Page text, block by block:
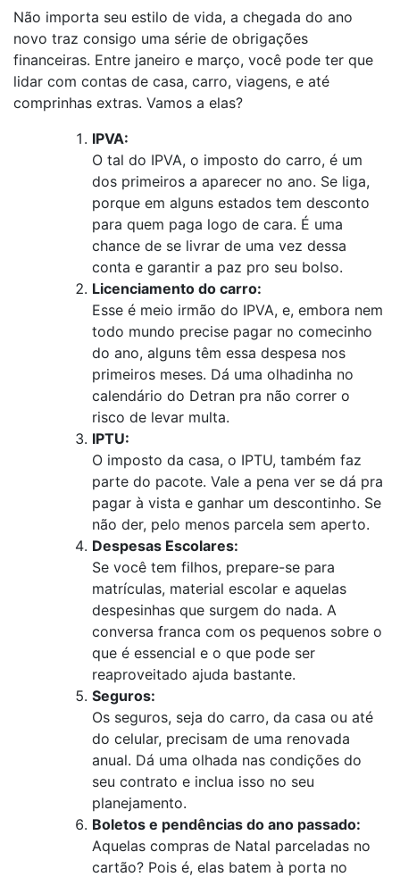
Não importa seu estilo de vida, a chegada do ano
novo traz consigo uma série de obrigações
financeiras. Entre janeiro e março, você pode ter que
lidar com contas de casa, carro, viagens, e até
comprinhas extras. Vamos a elas?
IPVA:
O tal do IPVA, o imposto do carro, é um
dos primeiros a aparecer no ano. Se liga,
porque em alguns estados tem desconto
para quem paga logo de cara. É uma
chance de se livrar de uma vez dessa
conta e garantir a paz pro seu bolso.
Licenciamento do carro:
Esse é meio irmão do IPVA, e, embora nem
todo mundo precise pagar no comecinho
do ano, alguns têm essa despesa nos
primeiros meses. Dá uma olhadinha no
calendário do Detran pra não correr o
risco de levar multa.
IPTU:
O imposto da casa, o IPTU, também faz
parte do pacote. Vale a pena ver se dá pra
pagar à vista e ganhar um descontinho. Se
não der, pelo menos parcela sem aperto.
Despesas Escolares:
Se você tem filhos, prepare-se para
matrículas, material escolar e aquelas
despesinhas que surgem do nada. A
conversa franca com os pequenos sobre o
que é essencial e o que pode ser
reaproveitado ajuda bastante.
Seguros:
Os seguros, seja do carro, da casa ou até
do celular, precisam de uma renovada
anual. Dá uma olhada nas condições do
seu contrato e inclua isso no seu
planejamento.
Boletos e pendências do ano passado:
Aquelas compras de Natal parceladas no
cartão? Pois é, elas batem à porta no